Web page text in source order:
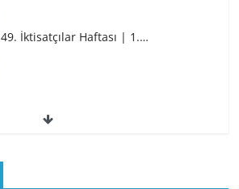
49. İktisatçılar Haftası | 1.…
49. İktisatçılar Haftası | 1.…